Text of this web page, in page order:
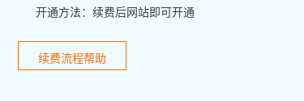
开通方法：续费后网站即可开通
续费流程帮助